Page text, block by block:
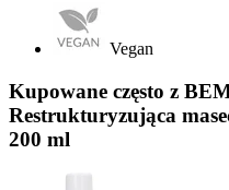
Vegan
Kupowane często z
Restrukturyzująca
200 ml